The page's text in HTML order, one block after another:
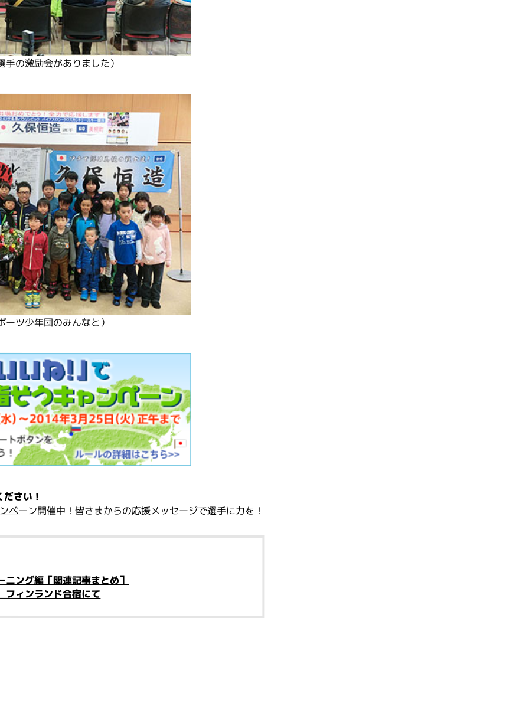
手の激励会がありました）
ーツ少年団のみんなと）
さい！
ーン開催中！皆さまからの応援メッセージで選手に力を！
ング編［関連記事まとめ］
ィンランド合宿にて